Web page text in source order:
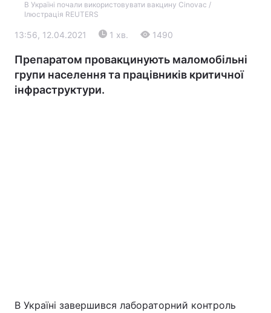
Головна Війна
Україна
В Україні почали використовувати вакцину Cinovac /
Ілюстрація REUTERS
13:56, 12.04.2021 1 хв. 1490
Препаратом провакцинують маломобільні
групи населення та працівників критичної
інфраструктури.
В Україні завершився лабораторний контроль